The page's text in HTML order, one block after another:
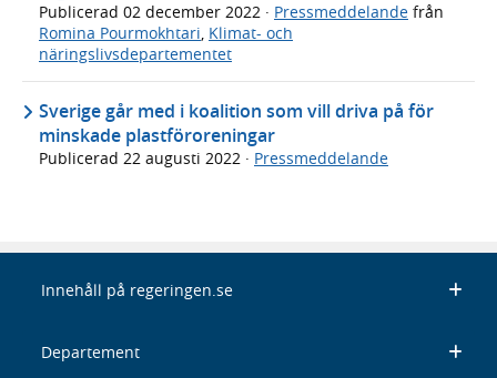
Publicerad 02 december 2022 · Pressmeddelande från
Romina Pourmokhtari, Klimat- och
näringslivsdepartementet
Sverige går med i koalition som vill driva på för
minskade plastföroreningar
Publicerad 22 augusti 2022 · Pressmeddelande
Innehåll på regeringen.se
Departement